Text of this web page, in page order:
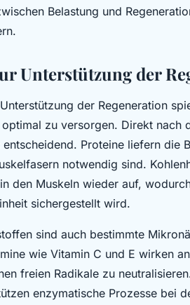
Belastung und
Unterstützung der
der Regeneration
zu versorgen. Direkt nach
Proteine liefern die
notwendig sind.
den Muskeln wieder auf,
sichergestellt wird.
sind auch bestimmte
wie Vitamin C und E wirken
freien Radikale zu
enzymatische Prozesse bei